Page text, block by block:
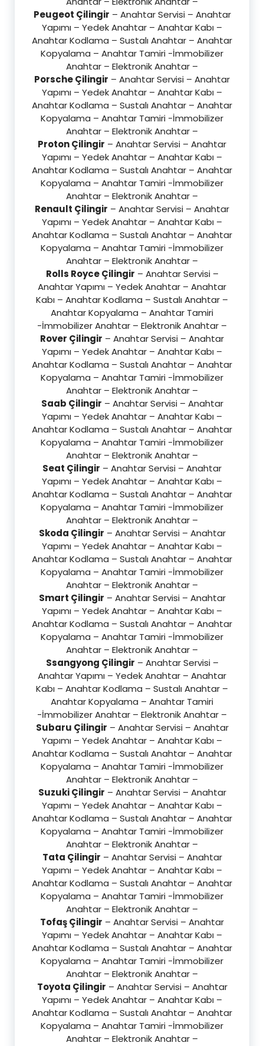
Peugeot Çilingir – Anahtar Servisi – Anahtar
Yapımı – Yedek Anahtar – Anahtar Kabı –
Anahtar Kodlama – Sustalı Anahtar – Anahtar
Kopyalama – Anahtar Tamiri -İmmobilizer
Anahtar – Elektronik Anahtar –
Porsche Çilingir – Anahtar Servisi – Anahtar
Yapımı – Yedek Anahtar – Anahtar Kabı –
Anahtar Kodlama – Sustalı Anahtar – Anahtar
Kopyalama – Anahtar Tamiri -İmmobilizer
Anahtar – Elektronik Anahtar –
Proton Çilingir – Anahtar Servisi – Anahtar
Yapımı – Yedek Anahtar – Anahtar Kabı –
Anahtar Kodlama – Sustalı Anahtar – Anahtar
Kopyalama – Anahtar Tamiri -İmmobilizer
Anahtar – Elektronik Anahtar –
Renault Çilingir – Anahtar Servisi – Anahtar
Yapımı – Yedek Anahtar – Anahtar Kabı –
Anahtar Kodlama – Sustalı Anahtar – Anahtar
Kopyalama – Anahtar Tamiri -İmmobilizer
Anahtar – Elektronik Anahtar –
Rolls Royce Çilingir – Anahtar Servisi –
Anahtar Yapımı – Yedek Anahtar – Anahtar
Kabı – Anahtar Kodlama – Sustalı Anahtar –
Anahtar Kopyalama – Anahtar Tamiri
-İmmobilizer Anahtar – Elektronik Anahtar –
Rover Çilingir – Anahtar Servisi – Anahtar
Yapımı – Yedek Anahtar – Anahtar Kabı –
Anahtar Kodlama – Sustalı Anahtar – Anahtar
Kopyalama – Anahtar Tamiri -İmmobilizer
Anahtar – Elektronik Anahtar –
Saab Çilingir – Anahtar Servisi – Anahtar
Yapımı – Yedek Anahtar – Anahtar Kabı –
Anahtar Kodlama – Sustalı Anahtar – Anahtar
Kopyalama – Anahtar Tamiri -İmmobilizer
Anahtar – Elektronik Anahtar –
Seat Çilingir – Anahtar Servisi – Anahtar
Yapımı – Yedek Anahtar – Anahtar Kabı –
Anahtar Kodlama – Sustalı Anahtar – Anahtar
Kopyalama – Anahtar Tamiri -İmmobilizer
Anahtar – Elektronik Anahtar –
Skoda Çilingir – Anahtar Servisi – Anahtar
Yapımı – Yedek Anahtar – Anahtar Kabı –
Anahtar Kodlama – Sustalı Anahtar – Anahtar
Kopyalama – Anahtar Tamiri -İmmobilizer
Anahtar – Elektronik Anahtar –
Smart Çilingir – Anahtar Servisi – Anahtar
Yapımı – Yedek Anahtar – Anahtar Kabı –
Anahtar Kodlama – Sustalı Anahtar – Anahtar
Kopyalama – Anahtar Tamiri -İmmobilizer
Anahtar – Elektronik Anahtar –
Ssangyong Çilingir – Anahtar Servisi –
Anahtar Yapımı – Yedek Anahtar – Anahtar
Kabı – Anahtar Kodlama – Sustalı Anahtar –
Anahtar Kopyalama – Anahtar Tamiri
-İmmobilizer Anahtar – Elektronik Anahtar –
Subaru Çilingir – Anahtar Servisi – Anahtar
Yapımı – Yedek Anahtar – Anahtar Kabı –
Anahtar Kodlama – Sustalı Anahtar – Anahtar
Kopyalama – Anahtar Tamiri -İmmobilizer
Anahtar – Elektronik Anahtar –
Suzuki Çilingir – Anahtar Servisi – Anahtar
Yapımı – Yedek Anahtar – Anahtar Kabı –
Anahtar Kodlama – Sustalı Anahtar – Anahtar
Kopyalama – Anahtar Tamiri -İmmobilizer
Anahtar – Elektronik Anahtar –
Tata Çilingir – Anahtar Servisi – Anahtar
Yapımı – Yedek Anahtar – Anahtar Kabı –
Anahtar Kodlama – Sustalı Anahtar – Anahtar
Kopyalama – Anahtar Tamiri -İmmobilizer
Anahtar – Elektronik Anahtar –
Tofaş Çilingir – Anahtar Servisi – Anahtar
Yapımı – Yedek Anahtar – Anahtar Kabı –
Anahtar Kodlama – Sustalı Anahtar – Anahtar
Kopyalama – Anahtar Tamiri -İmmobilizer
Anahtar – Elektronik Anahtar –
Toyota Çilingir – Anahtar Servisi – Anahtar
Yapımı – Yedek Anahtar – Anahtar Kabı –
Anahtar Kodlama – Sustalı Anahtar – Anahtar
Kopyalama – Anahtar Tamiri -İmmobilizer
Anahtar – Elektronik Anahtar –